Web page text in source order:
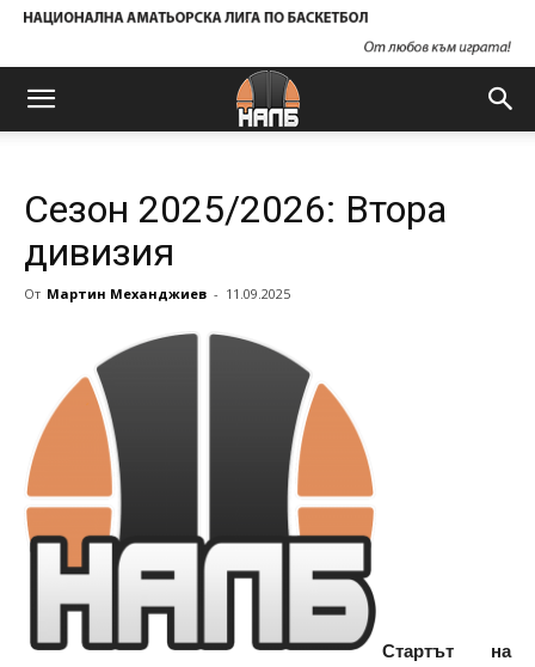
Сезон 2025/2026: Втора
дивизия
От Мартин Механджиев - 11.09.2025
Стартът на